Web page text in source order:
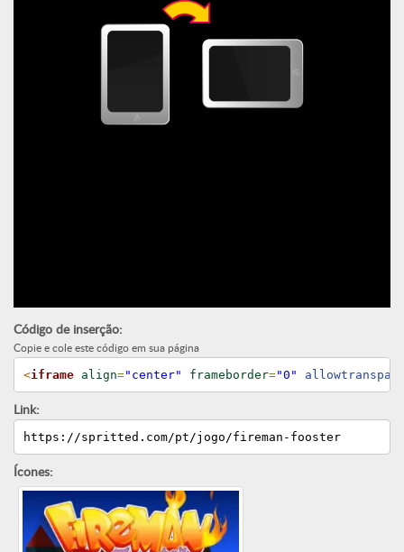
Código de inserção:
Copie e cole este código em sua página
<iframe align="center" frameborder="0"
Link:
https://spritted.com/pt/jogo/fireman-fooster
Ícones: